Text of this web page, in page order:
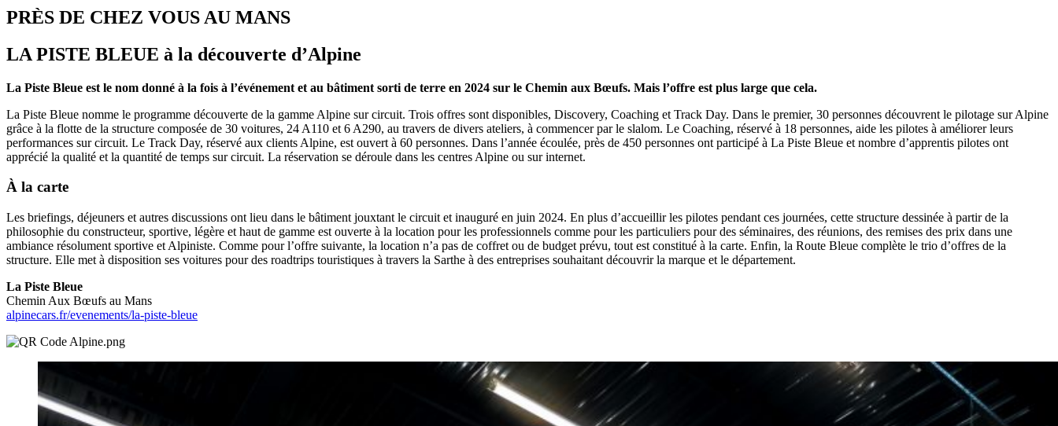
PRÈS DE CHEZ VOUS AU MANS
LA PISTE BLEUE à la découverte d’Alpine
La Piste Bleue est le nom donné à la fois à l’événement et au bâtiment sorti de terre en 2024 sur le Chemin aux Bœufs. Mais l’offre est plus large que cela.
La Piste Bleue nomme le programme découverte de la gamme Alpine sur circuit. Trois offres sont disponibles, Discovery, Coaching et Track Day. Dans le premier, 30 personnes découvrent le pilotage sur Alpine
grâce à la flotte de la structure composée de 30 voitures, 24 A110 et 6 A290, au travers de divers ateliers, à commencer par le slalom. Le Coaching, réservé à 18 personnes, aide les pilotes à améliorer leurs
performances sur circuit. Le Track Day, réservé aux clients Alpine, est ouvert à 60 personnes. Dans l’année écoulée, près de 450 personnes ont participé à La Piste Bleue et nombre d’apprentis pilotes ont
apprécié la qualité et la quantité de temps sur circuit. La réservation se déroule dans les centres Alpine ou sur internet.
À la carte
Les briefings, déjeuners et autres discussions ont lieu dans le bâtiment jouxtant le circuit et inauguré en juin 2024. En plus d’accueillir les pilotes pendant ces journées, cette structure dessinée à partir de la
philosophie du constructeur, sportive, légère et haut de gamme est ouverte à la location pour les professionnels comme pour les particuliers pour des séminaires, des réunions, des remises des prix dans une
ambiance résolument sportive et Alpiniste. Comme pour l’offre suivante, la location n’a pas de coffret ou de budget prévu, tout est constitué à la carte. Enfin, la Route Bleue complète le trio d’offres de la
structure. Elle met à disposition ses voitures pour des roadtrips touristiques à travers la Sarthe à des entreprises souhaitant découvrir la marque et le département.
La Piste Bleue
Chemin Aux Bœufs au Mans
alpinecars.fr/evenements/la-piste-bleue